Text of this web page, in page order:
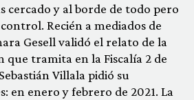
cercado y al borde de todo pero
Recién a mediados de
Gesell validó el relato de la
que tramita en la Fiscalía 2 de
Villala pidió su
en enero y febrero de 2021. La